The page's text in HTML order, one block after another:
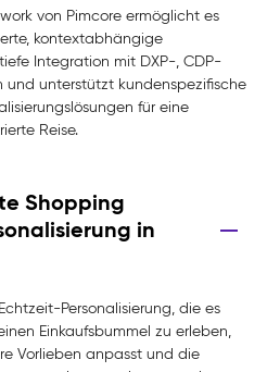
von Pimcore ermöglicht es
kontextabhängige
Integration mit DXP-, CDP-
und unterstützt kundenspezifische
für eine
Reise.
Shopping
in
Personalisierung, die es
Einkaufsbummel zu erleben,
Vorlieben anpasst und die